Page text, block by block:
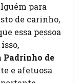
para
de carinho,
essa pessoa
Padrinho de
e afetuosa